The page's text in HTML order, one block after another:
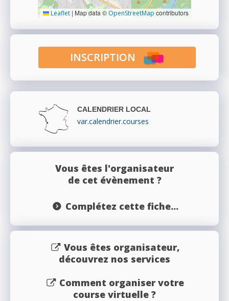
Leaflet | Map data © OpenStreetMap contributors
INSCRIPTION
CALENDRIER LOCAL
var.calendrier.courses
Vous êtes l'organisateur
de cet évènement ?
Complétez cette fiche...
Vous êtes organisateur,
découvrez nos services
Comment organiser votre
course virtuelle ?